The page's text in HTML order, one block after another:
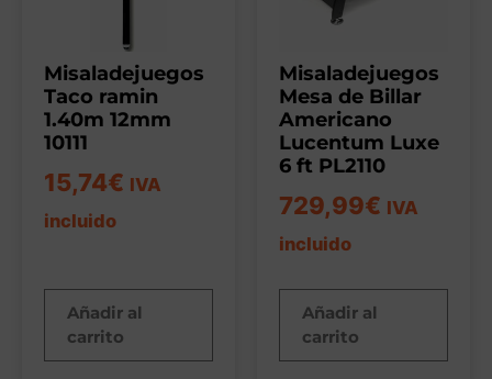
Misaladejuegos
Taco ramin
1.40m 12mm
10111
15,74€ IVA
incluido
Añadir al
carrito
Misaladejuegos
Mesa de Billar
Americano
Lucentum Luxe
6 ft PL2110
729,99€ IVA
incluido
Añadir al
carrito